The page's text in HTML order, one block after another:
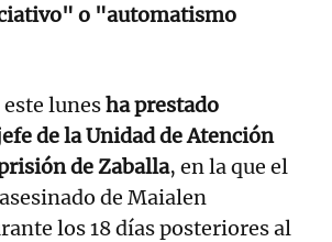
o "automatismo
lunesha prestado
de la Unidad de Atención
de Zaballa, en la que el
de Maialen
los 18 días posteriores al